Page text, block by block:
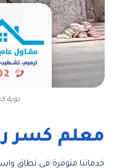
بوية
معلم كسر
خدماتنا متوفرة في نطاق